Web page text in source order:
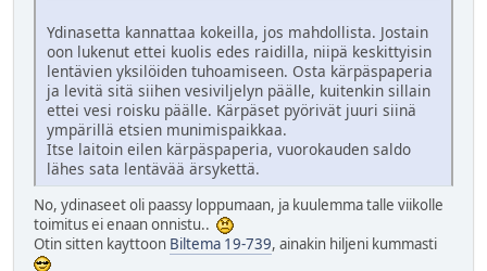
Ydinasetta kannattaa kokeilla, jos mahdollista. Jostain
oon lukenut ettei kuolis edes raidilla, niipä keskittyisin
lentävien yksilöiden tuhoamiseen. Osta kärpäspaperia
ja levitä sitä siihen vesiviljelyn päälle, kuitenkin sillain
ettei vesi roisku päälle. Kärpäset pyörivät juuri siinä
ympärillä etsien munimispaikkaa.
Itse laitoin eilen kärpäspaperia, vuorokauden saldo
lähes sata lentävää ärsykettä.
No, ydinaseet oli paassy loppumaan, ja kuulemma talle viikolle
toimitus ei enaan onnistu..
Otin sitten kayttoon Biltema 19-739, ainakin hiljeni kummasti